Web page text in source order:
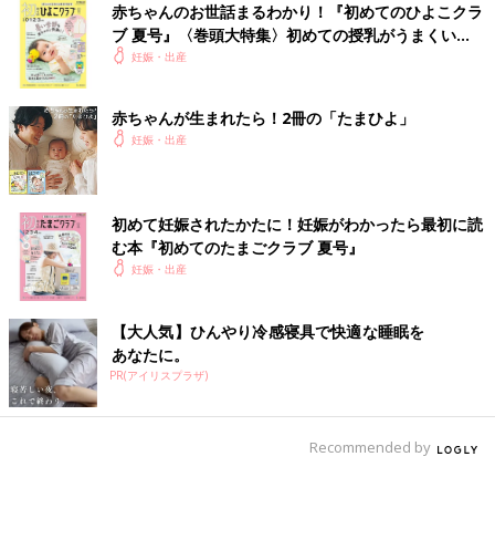
赤ちゃんのお世話まるわかり！『初めてのひよこクラ
ブ 夏号』〈巻頭大特集〉初めての授乳がうまくい
く！ おっぱい・ミルクの基本と夏のトラブル 解決テ
妊娠・出産
赤ちゃんが生まれたら！2冊の「たまひよ」
妊娠・出産
初めて妊娠されたかたに！妊娠がわかったら最初に読
む本『初めてのたまごクラブ 夏号』
妊娠・出産
【大人気】ひんやり冷感寝具で快適な睡眠を
あなたに。
PR(アイリスプラザ)
Recommended by